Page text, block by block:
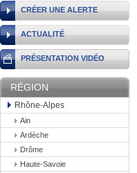
CRÉER UNE ALERTE
ACTUALITÉ
PRÉSENTATION VIDÉO
RÉGION
Rhône-Alpes
Ain
Ardèche
Drôme
Haute-Savoie